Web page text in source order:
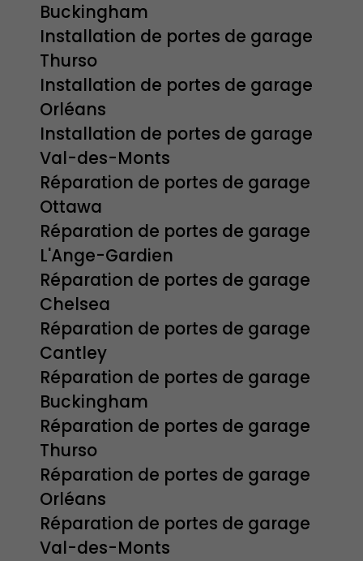
Buckingham
Installation de portes de garage
Thurso
Installation de portes de garage
Orléans
Installation de portes de garage
Val-des-Monts
Réparation de portes de garage
Ottawa
Réparation de portes de garage
L'Ange-Gardien
Réparation de portes de garage
Chelsea
Réparation de portes de garage
Cantley
Réparation de portes de garage
Buckingham
Réparation de portes de garage
Thurso
Réparation de portes de garage
Orléans
Réparation de portes de garage
Val-des-Monts